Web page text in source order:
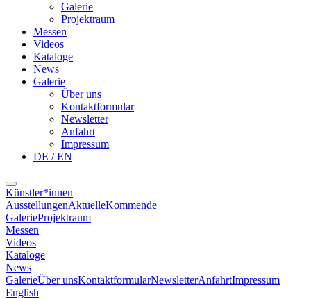
Galerie
Projektraum
Messen
Videos
Kataloge
News
Galerie
Über uns
Kontaktformular
Newsletter
Anfahrt
Impressum
DE / EN
Künstler*innen
AusstellungenAktuelleKommende
GalerieProjektraum
Messen
Videos
Kataloge
News
GalerieÜber unsKontaktformularNewsletterAnfahrtImpressum
English